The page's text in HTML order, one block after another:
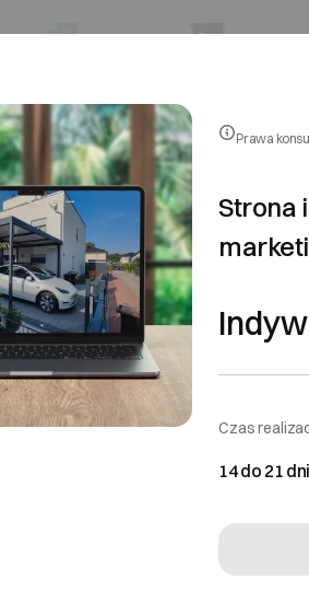
Prawa
Strona
Czas
14 do 21